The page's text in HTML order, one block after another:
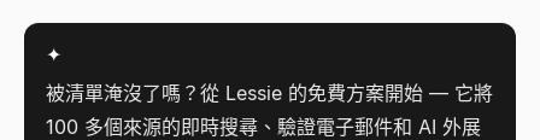
✦
被清單淹沒了嗎？從 Lessie 的免費方案開始 — 它將
100 多個來源的即時搜尋、驗證電子郵件和 AI 外展